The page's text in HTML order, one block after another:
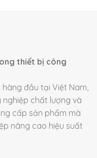
thiết bị công
đầu tại Việt Nam,
chất lượng và
cấp sản phẩm mà
nâng cao hiệu suất